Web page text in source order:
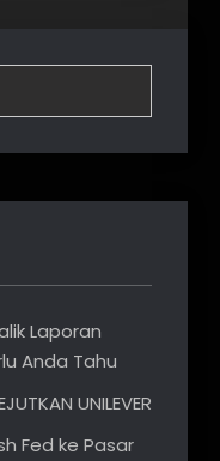
Laporan
Anda Tahu
UNILEVER
Fed ke Pasar